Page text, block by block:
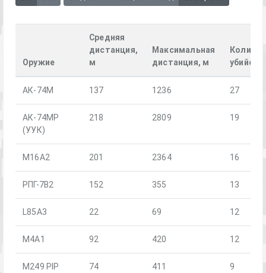
Оружие
Средняя
дистанция,
м
Максимальная
дистанция, м
убийств
АК-74М 137 1236 27
АК-74МР
(УУК)
218 2809 19
M16A2 201 2364 16
РПГ-7В2 152 355 13
L85A3 22 69 12
М4А1 92 420 12
M249 PIP
74 411 9